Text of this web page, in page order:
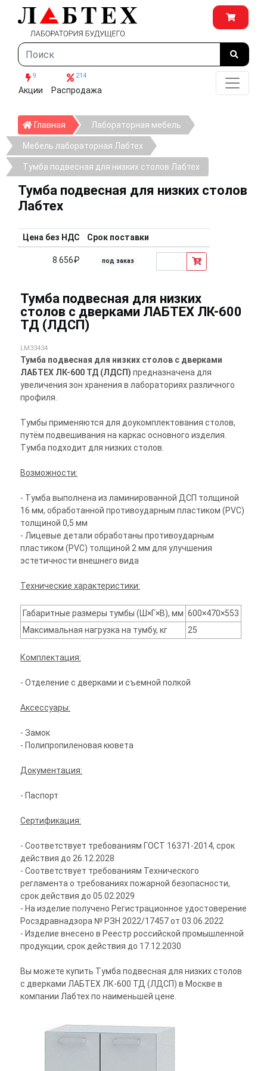
9
Акции
214
Распродажа
Главная ГлавнаяЛабораторная мебель
Мебель лабораторная Лабтех
Тумба подвесная для низких столов Лабтех
Тумба подвесная для низких столов
Лабтех
Цена без НДС Срок поставки
8 656₽ под заказ
Тумба подвесная для низких
столов с дверками ЛАБТЕХ ЛК-600
ТД (ЛДСП)
LM33434
Тумба подвесная для низких столов с дверками
ЛАБТЕХ ЛК-600 ТД (ЛДСП) предназначена для
увеличения зон хранения в лабораториях различного
профиля.
Тумбы применяются для доукомплектования столов,
путём подвешивания на каркас основного изделия.
Тумба подходит для низких столов.
Возможности:
- Тумба выполнена из ламинированной ДСП толщиной
16 мм, обработанной противоударным пластиком (PVC)
толщиной 0,5 мм
- Лицевые детали обработаны противоударным
пластиком (PVC) толщиной 2 мм для улучшения
эстетичности внешнего вида
Технические характеристики:
Габаритные размеры тумбы (Ш×Г×В), мм 600×470×553
Максимальная нагрузка на тумбу, кг
25
Комплектация:
- Отделение с дверками и съемной полкой
Аксессуары:
- Замок
- Полипропиленовая кювета
Документация:
- Паспорт
Сертификация:
- Соответствует требованиям ГОСТ 16371-2014, срок
действия до 26.12.2028
- Соответствует требованиям Технического
регламента о требованиях пожарной безопасности,
срок действия до 05.02.2029
- На изделие получено Регистрационное удостоверение
Росздравнадзора № РЗН 2022/17457 от 03.06.2022
- Изделие внесено в Реестр российской промышленной
продукции, срок действия до 17.12.2030
Вы можете купить Тумба подвесная для низких столов
с дверками ЛАБТЕХ ЛК-600 ТД (ЛДСП) в Москве в
компании Лабтех по наименьшей цене.